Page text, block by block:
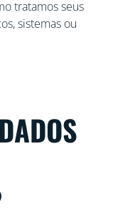
tratamos seus
sistemas ou